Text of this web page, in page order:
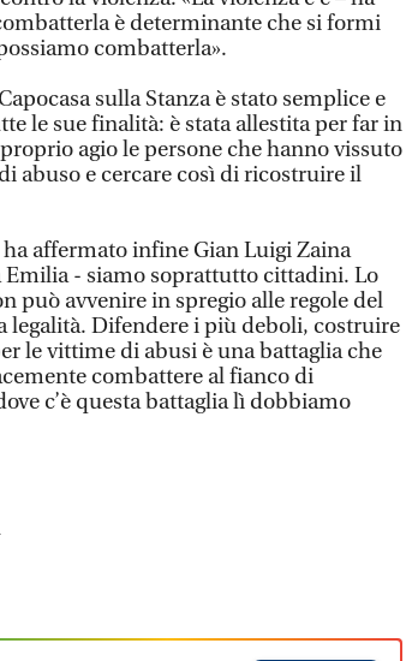
è determinante che si formi
combatterla».
sulla Stanza è stato semplice e
le sue finalità: è stata allestita per far in
agio le persone che hanno vissuto
abuso e cercare così di ricostruire il
affermato infine Gian Luigi Zaina
- siamo soprattutto cittadini. Lo
può avvenire in spregio alle regole del
legalità. Difendere i più deboli, costruire
le vittime di abusi è una battaglia che
combattere al fianco di
c’è questa battaglia lì dobbiamo